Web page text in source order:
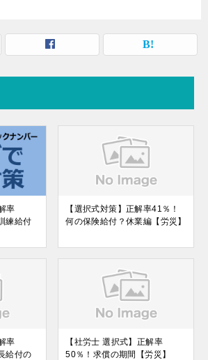
率
練給付
【選択式対策】正解率41％！
何の保険給付？休業編【労災】
率
給付の
【社労士 選択式】正解率
50％！求償の期間【労災】